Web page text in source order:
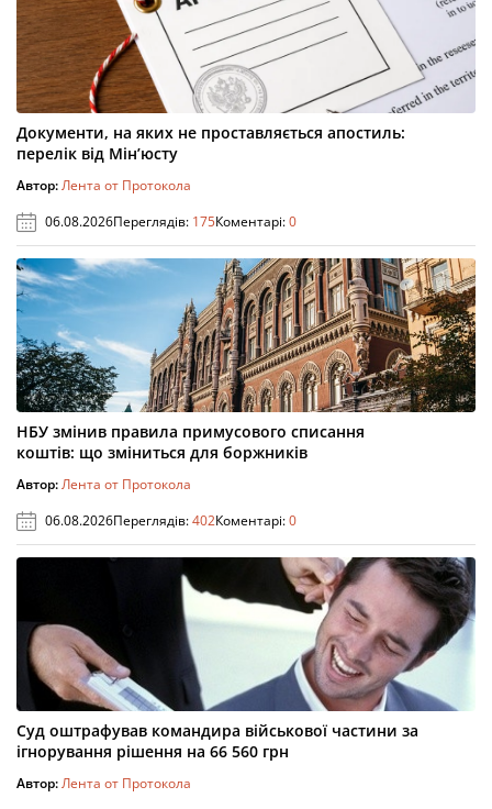
Документи, на яких не проставляється апостиль:
перелік від Мін’юсту
Автор:Лента от Протокола
06.08.2026Переглядів: 175Коментарі:0
НБУ змінив правила примусового списання
коштів: що зміниться для боржників
Автор:Лента от Протокола
06.08.2026Переглядів:402Коментарі:0
Суд оштрафував командира військової частини за
ігнорування рішення на 66 560 грн
Автор:Лента от Протокола